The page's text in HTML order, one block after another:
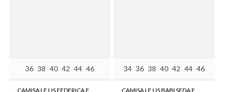
36 38 40 42 44 46
CAMISA LE LIS FEDERICA FEMININA
34 36 38 40 42 44 46
CAMISA LE LIS BABI SEDA FEMININA